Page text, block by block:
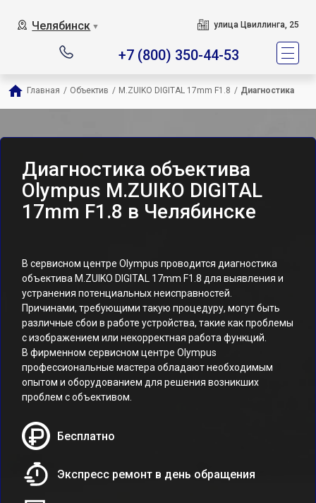
Челябинск ▼ улица Цвиллинга, 25
+7 (800) 350-44-53
Главная / Объектив / M.ZUIKO DIGITAL 17mm F1.8 / Диагностика
Диагностика объектива
Olympus M.ZUIKO DIGITAL
17mm F1.8 в Челябинске
В сервисном центре Olympus проводится диагностика
объектива M.ZUIKO DIGITAL 17mm F1.8 для выявления и
устранения потенциальных неисправностей.
Причинами, требующими такую процедуру, могут быть
различные сбои в работе устройства, такие как проблемы
с изображением или некорректная работа функций.
В фирменном сервисном центре Olympus
профессиональные мастера обладают необходимым
опытом и оборудованием для решения возникших
проблем с объективом.
Бесплатно
Экспресс ремонт в день обращения